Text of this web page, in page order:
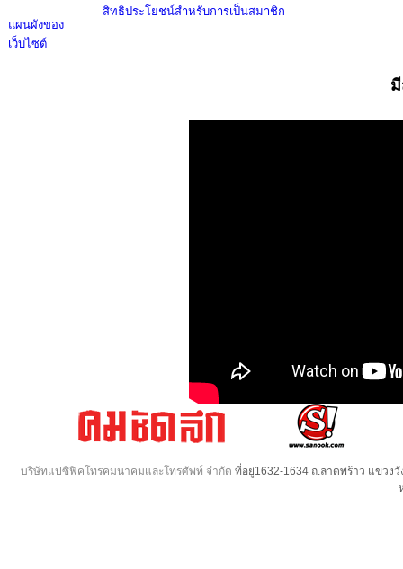
แผนผังของ
เว็บไซต์
สิทธิประโยชน์สำหรับการเป็นสมาชิก
บริษัทแปซิฟิคโทรคมนาคมและโทรศัพท์ จำกัด ที่อยู่1632-1634 ถ.ลาดพร้าว แขวง